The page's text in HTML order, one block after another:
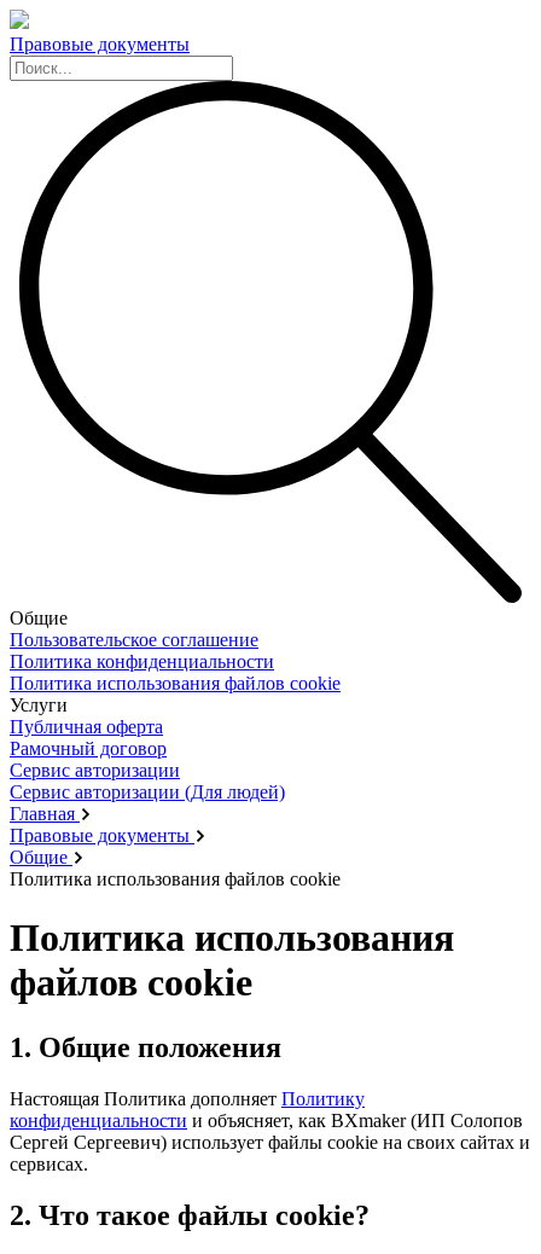
Правовые документы
Общие
Пользовательское соглашение
Политика конфиденциальности
Политика использования файлов cookie
Услуги
Публичная оферта
Рамочный договор
Сервис авторизации
Сервис авторизации (Для людей)
Главная
Правовые документы
Общие
Политика использования файлов cookie
Политика использования
файлов cookie
1. Общие положения
Настоящая Политика дополняет Политику
конфиденциальности и объясняет, как BXmaker (ИП Солопов
Сергей Сергеевич) использует файлы cookie на своих сайтах и
сервисах.
2. Что такое файлы cookie?